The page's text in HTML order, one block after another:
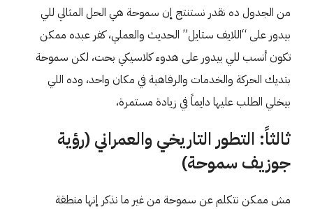
من الجدول ده نقدر نستنتج إن سموحة هي الحل المثالي للي
بيدور على “اللايف ستايل” الحديث والعملي، كفر عبده ممكن
تكون أنسب للي بيدور على هدوء كلاسيكي بحت، لكن سموحة
بتديك الحركة والخدمات والرفاهية في مكان واحد، وده اللي
بيخلي الطلب عليها دايماً في زيادة مستمرة،
ثالثاً: التطور التاريخي والعمراني (رؤية
جوزيف سموحة)
مش ممكن نتكلم عن سموحة من غير ما نذكر إنها منطقة